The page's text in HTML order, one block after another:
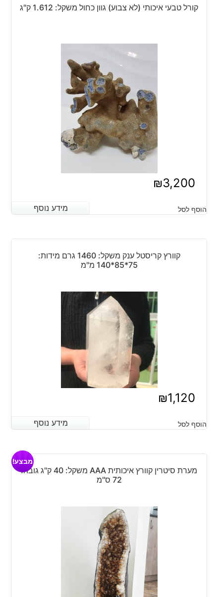
קורל טבעי איכותי (לא צבוע) גוון כחול משקל: 1.612 ק"ג
₪3,200
מידע נוסף הוסף לסל מידע נוסף
קוורץ קריסטל ענק משקל: 1460 גרם מידות:
75*85*140 מ"מ
₪1,120
מידע נוסף הוסף לסל מידע נוסף
מערת סיטרין קוורץ איכותית AAA משקל: 40 ק"ג גובה:
72 ס"מ
מבצע!